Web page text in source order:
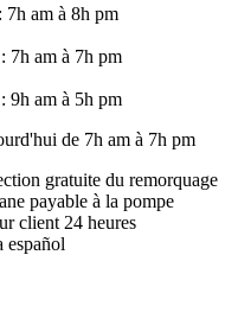
7h am à 8h pm
7h am à 7h pm
9h am à 5h pm
de 7h am à 7h pm
gratuite du remorquage
payable à la pompe
client 24 heures
español